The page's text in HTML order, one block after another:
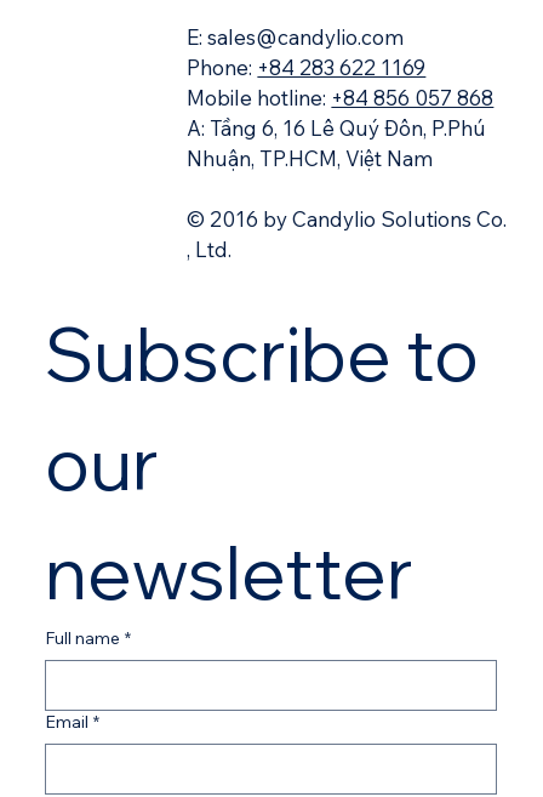
Subscribe to
our
newsletter
Full name *
Email *
E: sales@candylio.com
Phone: +84 283 622 1169
Mobile hotline: +84 856 057 868
A: Tầng 6, 16 Lê Quý Đôn, P.Phú
Nhuận, TP.HCM, Việt Nam
© 2016 by Candylio Solutions Co.
, Ltd.